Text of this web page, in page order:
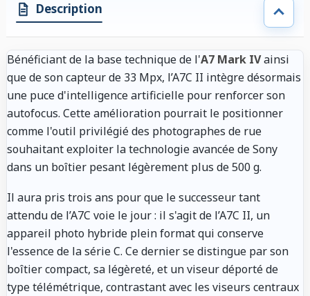
Description
Bénéficiant de la base technique de l'A7 Mark IVainsi
que de son capteur de 33 Mpx, l’A7C II intègre désormais
une puce d'intelligence artificielle pour renforcer son
autofocus. Cette amélioration pourrait le positionner
comme l'outil privilégié des photographes de rue
souhaitant exploiter la technologie avancée de Sony
dans un boîtier pesant légèrement plus de 500 g.
Il aura pris trois ans pour que le successeur tant
attendu de l’A7C voie le jour : il s'agit de l’A7C II, un
appareil photo hybride plein format qui conserve
l'essence de la série C. Ce dernier se distingue par son
boîtier compact, sa légèreté, et un viseur déporté de
type télémétrique, contrastant avec les viseurs centraux